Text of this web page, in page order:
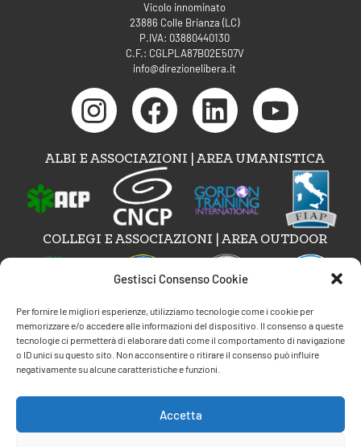
Gestisci Consenso Cookie
Per fornire le migliori esperienze, utilizziamo tecnologie come i cookie per
memorizzare e/o accedere alle informazioni del dispositivo. Il consenso a queste
tecnologie ci permetterà di elaborare dati come il comportamento di navigazione
o ID unici su questo sito. Non acconsentire o ritirare il consenso può influire
negativamente su alcune caratteristiche e funzioni.
Accetta
Vicolo innominato
23886 Colle Brianza (LC)
P.IVA: 03880440130
C.F.: CGLPLA87B02E507V
info@direzionelibera.it
ALBI E ASSOCIAZIONI | AREA UMANISTICA
COLLEGI E ASSOCIAZIONI | AREA OUTDOOR
AREE DI COMPETENZA
Formazione Gordon Training Int.